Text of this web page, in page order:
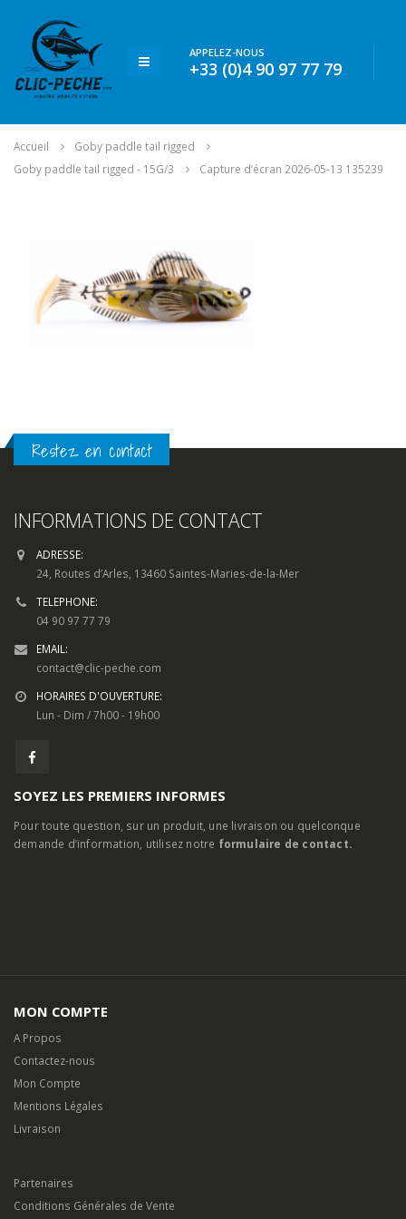
APPELEZ-NOUS
+33 (0)4 90 97 77 79
Accueil
Goby paddle tail rigged
Goby paddle tail rigged - 15G/3
Capture d’écran 2026-05-13 135239
Restez en contact
INFORMATIONS DE CONTACT
ADRESSE:
24, Routes d’Arles, 13460 Saintes-Maries-de-la-Mer
TELEPHONE:
04 90 97 77 79
EMAIL:
contact@clic-peche.com
HORAIRES D'OUVERTURE:
Lun - Dim / 7h00 - 19h00
SOYEZ LES PREMIERS INFORMES
Pour toute question, sur un produit, une livraison ou quelconque
demande d’information, utilisez notre formulaire de contact.
MON COMPTE
A Propos
Contactez-nous
Mon Compte
Mentions Légales
Livraison
Partenaires
Conditions Générales de Vente